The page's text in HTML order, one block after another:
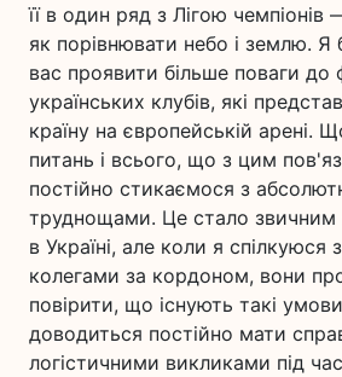
її в один ряд з Лігою
як порівнювати небо і землю. Я
вас проявити більше поваги до
українських клубів, які
країну на європейській арені.
питань і всього, що з цим
постійно стикаємося з
труднощами. Це стало
в Україні, але коли я спілкуюся
колегами за кордоном, вони
повірити, що існують такі
доводиться постійно мати
логістичними викликами під